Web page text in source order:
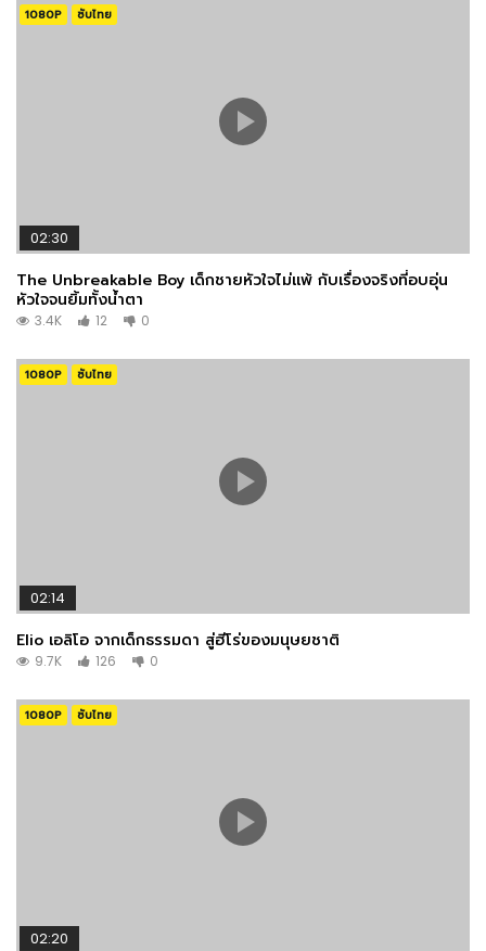
1080P ซับไทย
02:30
The Unbreakable Boy เด็กชายหัวใจไม่แพ้ กับเรื่องจริงที่อบอุ่น
หัวใจจนยิ้มทั้งน้ำตา
3.4K 12 0
1080P ซับไทย
02:14
Elio เอลิโอ จากเด็กธรรมดา สู่ฮีโร่ของมนุษยชาติ
9.7K 126 0
1080P ซับไทย
02:20